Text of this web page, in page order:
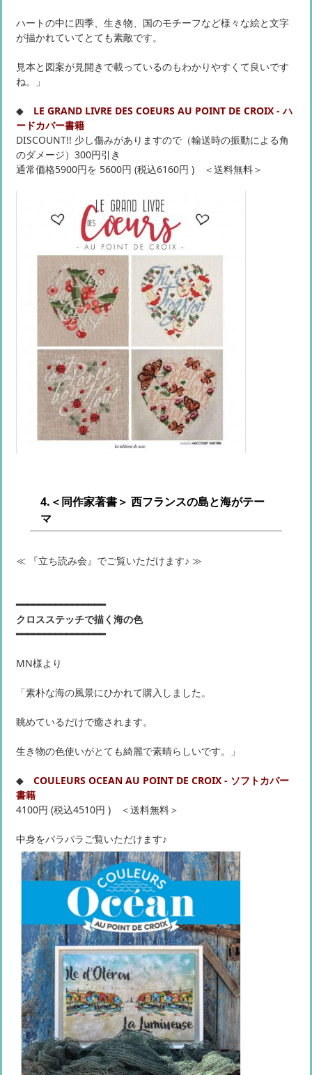
ハートの中に四季、生き物、国のモチーフなど様々な絵と文字
が描かれていてとても素敵です。
見本と図案が見開きで載っているのもわかりやすくて良いです
ね。」
◆ LE GRAND LIVRE DES COEURS AU POINT DE CROIX - ハ
ードカバー書籍
DISCOUNT!! 少し傷みがありますので（輸送時の振動による角
のダメージ）300円引き
通常価格5900円を 5600円 (税込6160円 ) ＜送料無料＞
4.＜同作家著書＞ 西フランスの島と海がテー
マ
≪ 『立ち読み会』でご覧いただけます♪ ≫
━━━━━━━━━━━━━━━━
クロスステッチで描く海の色
━━━━━━━━━━━━━━━━
MN様より
「素朴な海の風景にひかれて購入しました。
眺めているだけで癒されます。
生き物の色使いがとても綺麗で素晴らしいです。」
◆ COULEURS OCEAN AU POINT DE CROIX - ソフトカバー
書籍
4100円 (税込4510円 ) ＜送料無料＞
中身をパラパラご覧いただけます♪